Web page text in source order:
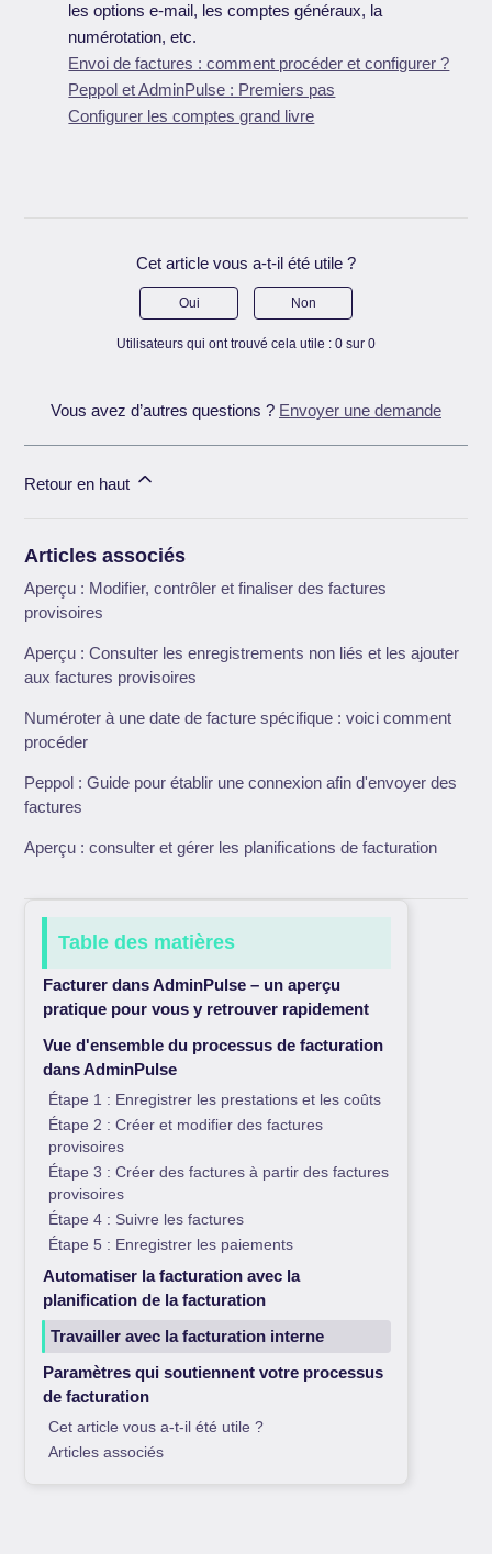
les options e-mail, les comptes généraux, la
numérotation, etc.
Envoi de factures : comment procéder et configurer ?
Peppol et AdminPulse : Premiers pas
Configurer les comptes grand livre
Cet article vous a-t-il été utile ?
Oui Non
Utilisateurs qui ont trouvé cela utile : 0 sur 0
Vous avez d’autres questions ? Envoyer une demande
Retour en haut
Articles associés
Aperçu : Modifier, contrôler et finaliser des factures
provisoires
Aperçu : Consulter les enregistrements non liés et les ajouter
aux factures provisoires
Numéroter à une date de facture spécifique : voici comment
procéder
Peppol : Guide pour établir une connexion afin d'envoyer des
factures
Aperçu : consulter et gérer les planifications de facturation
Table des matières
Facturer dans AdminPulse – un aperçu
pratique pour vous y retrouver rapidement
Vue d'ensemble du processus de facturation
dans AdminPulse
Étape 1 : Enregistrer les prestations et les coûts
Étape 2 : Créer et modifier des factures
provisoires
Étape 3 : Créer des factures à partir des factures
provisoires
Étape 4 : Suivre les factures
Étape 5 : Enregistrer les paiements
Automatiser la facturation avec la
planification de la facturation
Travailler avec la facturation interne
Paramètres qui soutiennent votre processus
de facturation
Cet article vous a-t-il été utile ?
Articles associés